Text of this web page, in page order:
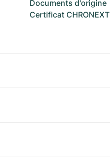
Documents d'origine
Certificat CHRONEXT